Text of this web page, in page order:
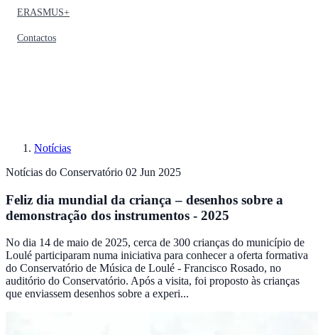
ERASMUS+
Contactos
Notícias
Notícias do Conservatório 02 Jun 2025
Feliz dia mundial da criança – desenhos sobre a
demonstração dos instrumentos - 2025
No dia 14 de maio de 2025, cerca de 300 crianças do município de
Loulé participaram numa iniciativa para conhecer a oferta formativa
do Conservatório de Música de Loulé - Francisco Rosado, no
auditório do Conservatório. Após a visita, foi proposto às crianças
que enviassem desenhos sobre a experi...